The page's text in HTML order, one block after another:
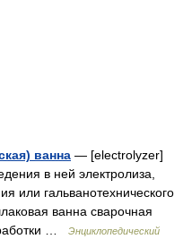
ванна — [electrolyzer]
в ней электролиза,
или гальванотехнического
ванна сварочная
…
Энциклопедический